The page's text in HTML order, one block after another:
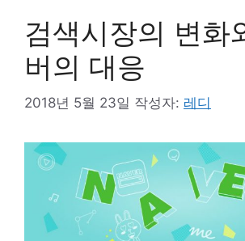
검색시장의 변화
버의 대응
2018년 5월 23일 작성자: 레디